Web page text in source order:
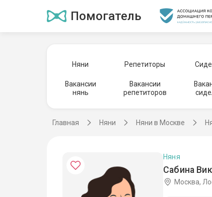
Помогатель
Няни Репетиторы
Вакансии
нянь
Вакансии
репетиторов
Главная Няни Няни в Москве
Сабина
Няня
Москва,